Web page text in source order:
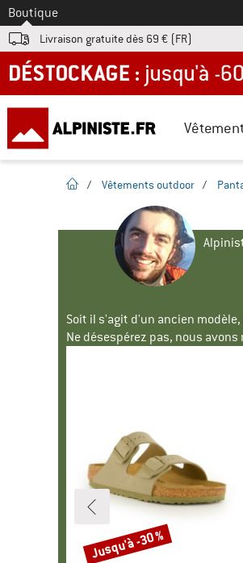
Vers le
Boutique
Livraison gratuite dès 69 € (FR)
DÉSTOCKAGE : jusqu'à -60 %
Page d'accueil
/ Vêtements outdoor /
Soit il s'agit d'un ancien
Ne désespérez pas, nous
Remise
Jusqu'à -30 %